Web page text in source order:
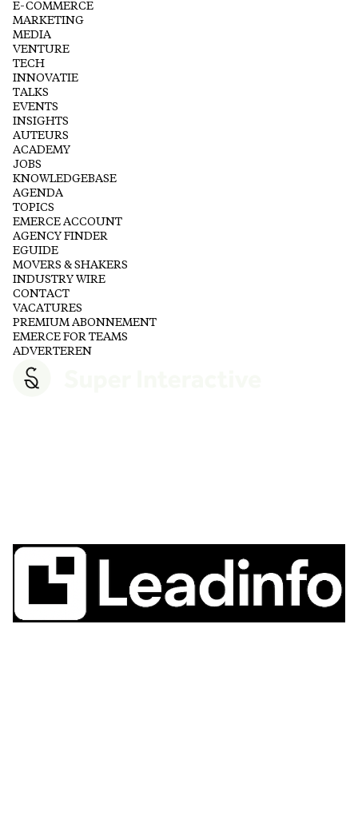
E-COMMERCE
MARKETING
MEDIA
VENTURE
TECH
INNOVATIE
TALKS
EVENTS
INSIGHTS
AUTEURS
ACADEMY
JOBS
KNOWLEDGEBASE
AGENDA
TOPICS
EMERCE ACCOUNT
AGENCY FINDER
EGUIDE
MOVERS & SHAKERS
INDUSTRY WIRE
CONTACT
VACATURES
PREMIUM ABONNEMENT
EMERCE FOR TEAMS
ADVERTEREN